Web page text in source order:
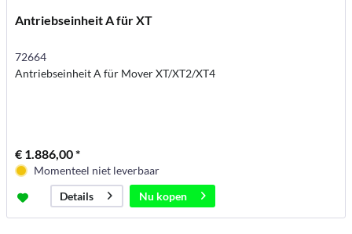
Antriebseinheit A für XT
72664
Antriebseinheit A für Mover XT/XT2/XT4
€ 1.886,00 *
Momenteel niet leverbaar
Details
Nu kopen